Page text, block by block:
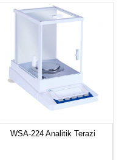
WSA-224 Analitik Terazi